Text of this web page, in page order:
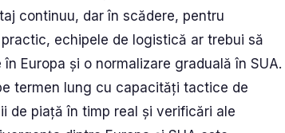
continuu, dar în scădere, pentru
echipele de logistică ar trebui să
Europa și o normalizare graduală în SUA.
termen lung cu capacități tactice de
de piață în timp real și verificări ale